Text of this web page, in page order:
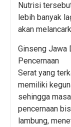
Nutrisi
lebih banyak
akan
Ginseng Jawa
Pencernaan
Serat yang
memiliki
sehingga
pencernaan
lambung,